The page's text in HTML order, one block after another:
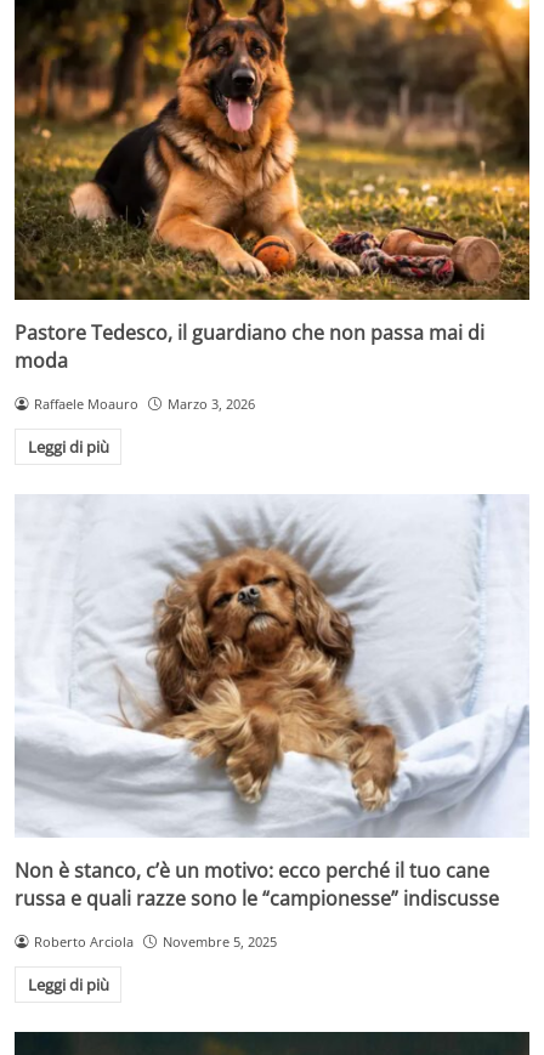
Pastore Tedesco, il guardiano che non passa mai di
moda
Raffaele Moauro Marzo 3, 2026
Leggi di più
Non è stanco, c’è un motivo: ecco perché il tuo cane
russa e quali razze sono le “campionesse” indiscusse
Roberto Arciola Novembre 5, 2025
Leggi di più